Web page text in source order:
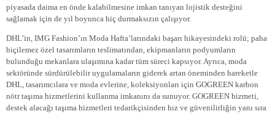
piyasada daima en önde kalabilmesine imkan tanıyan lojistik desteğini
sağlamak için de yıl boyunca hiç durmaksızın çalışıyor.
DHL’in, IMG Fashion’ın Moda Hafta’larındaki başarı hikayesindeki rolü; paha
biçilemez özel tasarımların teslimatından, ekipmanların podyumların
bulunduğu mekanlara ulaşımına kadar tüm süreci kapsıyor. Ayrıca, moda
sektöründe sürdürülebilir uygulamaların giderek artan öneminden hareketle
DHL, tasarımcılara ve moda evlerine, koleksiyonları için GOGREEN karbon
nötr taşıma hizmetlerini kullanma imkanını da sunuyor. GOGREEN hizmeti,
destek alacağı taşıma hizmetleri tedarikçisinden hız ve güvenilirliğin yanı sıra